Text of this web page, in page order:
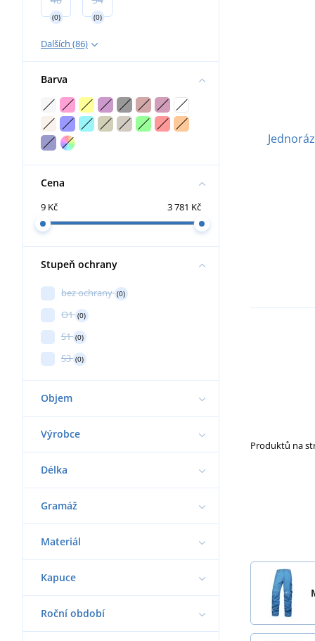
(0) (0)
Dalších (86)
Barva
Cena
9 Kč 3 781 Kč
Stupeň ochrany
bez ochrany (0)
O1 (0)
S1 (0)
S3 (0)
Objem
Výrobce
Délka
Gramáž
Materiál
Kapuce
Roční období
Produktů na